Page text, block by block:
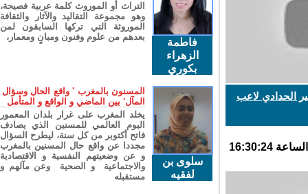
الحدادي لاعب
فاطمة
الزهراء
بكوري
التراث أو الموروث كلمة عربية فصيحة،
وهو مجموعة التقاليد والآثار والثقافة
الموروثة التي تركها السابقون لمن
بعدهم من علوم وفنون ومبانٍ ومعمار،
سلوى بن
لفقيه
المسنون بالمغرب ' واقع الحال وسؤال
المآل' بين الماضي و الواقع و المتأمل
يخلد المغرب على غرار بلدان المعمور
اليوم العالمي للمسنين الذي يصادف
فاتح أكتوبر من كل سنة، ليطرح السؤال
مجددا عن واقع حال المسنين بالمغرب
و عن وضعيتهم النفسية و الاقتصادية
والاجتماعية و الصحية وعن مآلهم و
مستقبله